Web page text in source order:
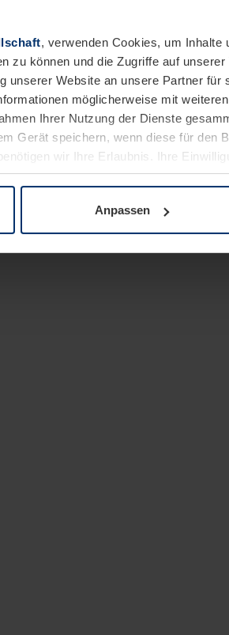
, verwenden Cookies, um Inhalte
zu können und die Zugriffe auf
unserer Website an unsere Partner für
möglicherweise mit
Ihrer Nutzung der Dienste
Gerät speichern, wenn diese für den
wir Ihre Erlaubnis. Ihre
unserer Website ändern
Anpassen